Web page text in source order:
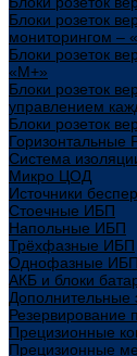
Блоки розеток
мониторингом –
Блоки розеток
«М+»
Блоки розеток
управлением
Блоки розеток
Горизонтальные
Система
Микро ЦОД
Источники
Стоечные ИБП
Напольные ИБП
Трёхфазные ИБП
Однофазные ИБП
АКБ и блоки
Резервирование
Прецизионные
Прецизионные